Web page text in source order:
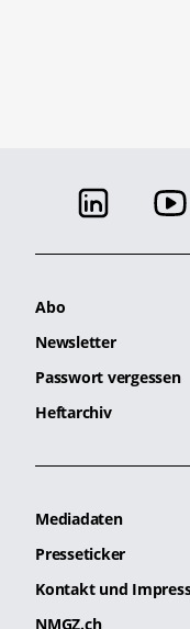
Abo
Newsletter
Passwort vergessen
Heftarchiv
Mediadaten
Presseticker
Kontakt und
NMGZ.ch